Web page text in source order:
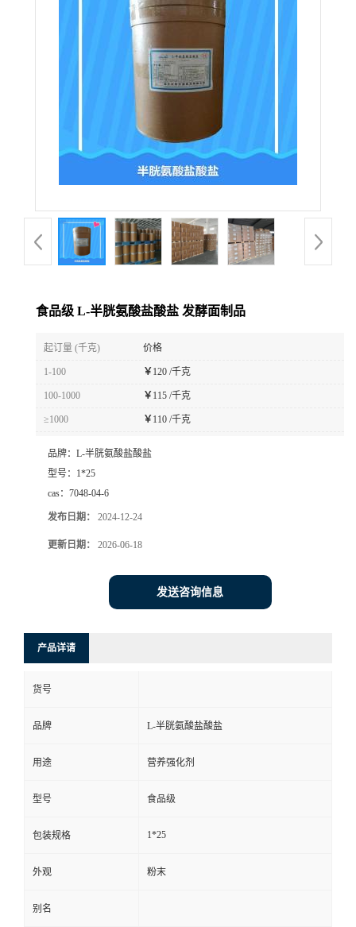
食品级 L-半胱氨酸盐酸盐 发酵面制品
起订量 (千克) 价格
1-100 ￥ 120 /千克
100-1000 ￥ 115 /千克
≥1000 ￥ 110 /千克
品牌： L-半胱氨酸盐酸盐
型号： 1*25
cas： 7048-04-6
发布日期： 2024-12-24
更新日期： 2026-06-18
发送咨询信息
产品详请
货号
品牌 L-半胱氨酸盐酸盐
用途 营养强化剂
型号 食品级
包装规格 1*25
外观 粉末
别名